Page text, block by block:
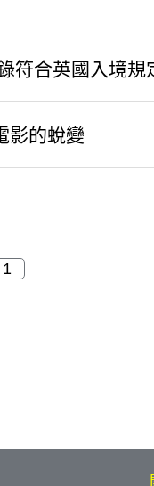
符合英國入境規
影的蛻變